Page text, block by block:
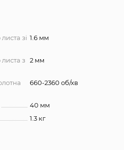
зі 1.6 мм
з
2 мм
660-2360 об/хв
40 мм
1.3 кг